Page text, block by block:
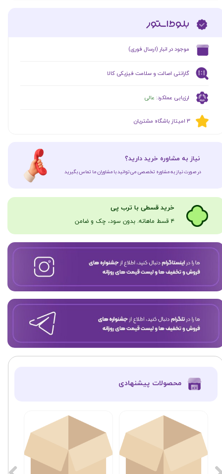
گارانتی اصالت و سلامت فیزیکی کالا
ارزیابی عملکرد: عالی
​موجود در انبار (ارسال فوری)
​​3 امیتاز باشگاه مشتریان
​نیاز به مشاوره خرید دارید؟
در صورت نیاز به مشاوره تخصصی می‌توانید با مشاوران ما تماس بگیرید
​​​خرید قسطی با ترب پی
۴ قسط ماهانه. بدون سود، چک و ضامن​​​​​​​
​محصولات پیشنهادی